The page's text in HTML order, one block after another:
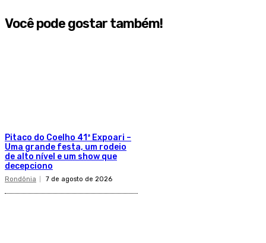
Você pode gostar também!
Pitaco do Coelho 41ª Expoari –
Uma grande festa, um rodeio
de alto nível e um show que
decepciono
Rondônia 7 de agosto de 2026